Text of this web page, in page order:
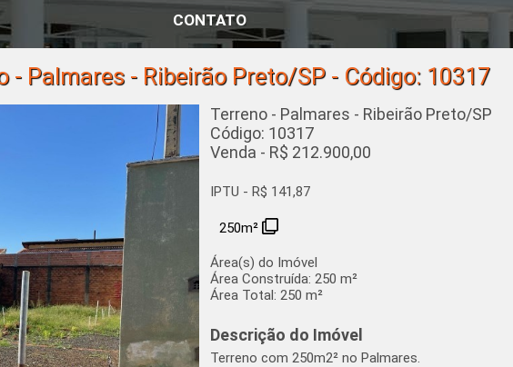
CONTATO
- Palmares - Ribeirão Preto/SP - Código: 10317
Terreno - Palmares - Ribeirão Preto/SP
Código: 10317
Venda - R$ 212.900,00
IPTU - R$ 141,87
250m²
Área(s) do Imóvel
Área Construída: 250 m²
Área Total: 250 m²
Descrição do Imóvel
Terreno com 250m2² no Palmares.